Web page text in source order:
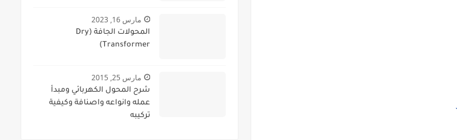
مارس 16, 2023
المحولات الجافة (Dry
Transformer)
مارس 25, 2015
شرح المحول الكهربائي ومبدأ
عمله وانواعه واصنافة وكيفية
تركيبه